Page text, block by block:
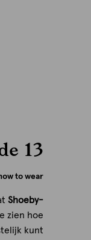
13
to wear
Shoeby-
zien hoe
kunt